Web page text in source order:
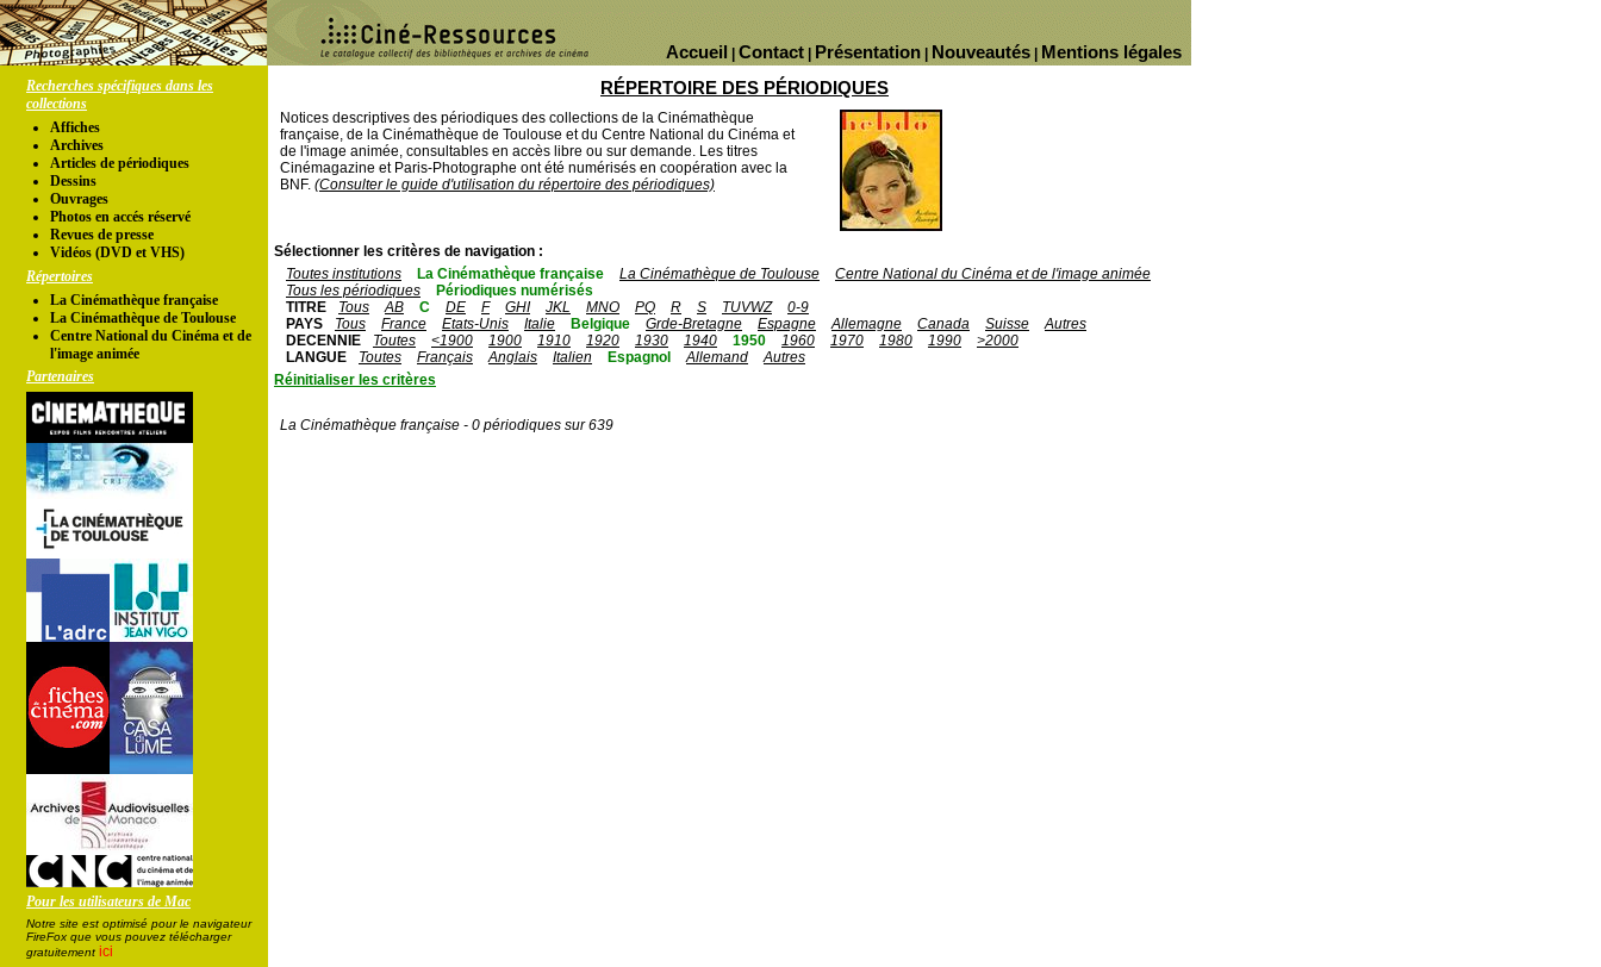
Mentions légales
Nouveautés
Présentation
Contact
Accueil
Recherches spécifiques dans les
collections
Affiches
Archives
Articles de périodiques
Dessins
Ouvrages
Photos en accés réservé
Revues de presse
Vidéos (DVD et VHS)
Répertoires
La Cinémathèque française
La Cinémathèque de Toulouse
Centre National du Cinéma et de
l'image animée
Partenaires
Pour les utilisateurs de Mac
Notre site est optimisé pour le navigateur
FireFox que vous pouvez télécharger
gratuitement ici
RÉPERTOIRE DES PÉRIODIQUES
Notices descriptives des périodiques des collections de la Cinémathèque
française, de la Cinémathèque de Toulouse et du Centre National du Cinéma et
de l'image animée, consultables en accès libre ou sur demande. Les titres
Cinémagazine et Paris-Photographe ont été numérisés en coopération avec la
BNF. (Consulter le guide d'utilisation du répertoire des périodiques)
Sélectionner les critères de navigation :
Toutes institutions
La Cinémathèque française La Cinémathèque de Toulouse
Centre National du Cinéma et de l'image animée
Tous les périodiques
Périodiques numérisés
TITRE
Tous AB C DE F GHI JKL MNO PQ R S TUVWZ
0-9
PAYS
Tous France Etats-Unis Italie Belgique Grde-Bretagne Espagne Allemagne Canada Suisse
Autres
DECENNIE
Toutes <1900 1900 1910 1920 1930 1940 1950 1960 1970 1980 1990
>2000
LANGUE
Toutes Français Anglais Italien Espagnol Allemand
Autres
Réinitialiser les critères
La Cinémathèque française - 0 périodiques sur 639